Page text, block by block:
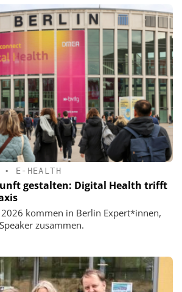
• E-HEALTH
gestalten: Digital Health trifft
kommen in Berlin Expert*innen,
zusammen.